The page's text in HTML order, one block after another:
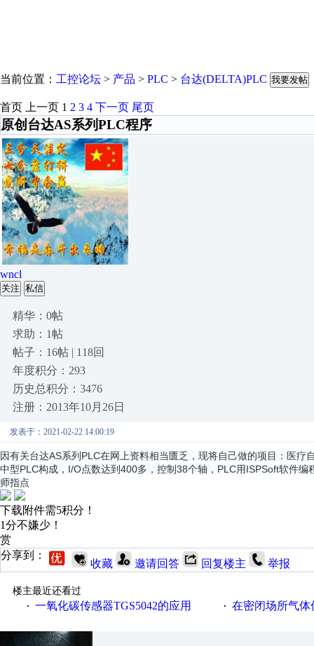
当前位置： 工控论坛 > 产品 > PLC > 台达(DELTA)PLC 我要发帖
首页 上一页 1 2 3 4 下一页 尾页
原创台达AS系列PLC程序
wncl
关注 私信
精华：0帖
求助：1帖
帖子：16帖 | 118回
年度积分：293
历史总积分：3476
注册：2013年10月26日
发表于：2021-02-22 14:00:19
因有关台达AS系列PLC在网上资料相当匮乏，现将自己做的项目：医
中型PLC构成，I/O点数达到400多，控制38个轴，PLC用ISPSoft软件
师指点
下载附件需5积分！
1分不嫌少！
赏
分享到：
收藏 邀请回答 回复楼主 举报
楼主最近还看过
· 一氧化碳传感器TGS5042的应用 · 在密闭场所气体传